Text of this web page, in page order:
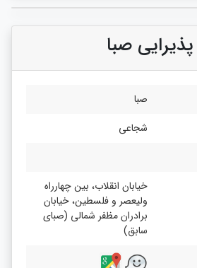
پذیرایی صبا
صبا
شجاعی
خیابان انقلاب، بین چهارراه
ولیعصر و فلسطین، خیابان
برادران مظفر شمالی (صبای
سابق)